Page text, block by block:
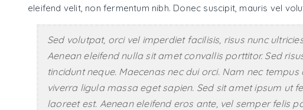
eleifend velit, non fermentum nibh. Donec suscipit, mauris vel
Sed volutpat, orci vel imperdiet facilisis, risus nunc
Aenean eleifend nulla sit amet convallis porttitor. Sed
tincidunt neque. Maecenas nec dui orci. Nam nec
viverra ligula massa eget sapien. Sed sit amet ipsum ut
laoreet est. Aenean eleifend eros ante, vel semper felis